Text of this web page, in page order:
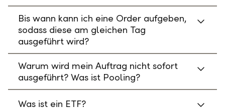
Bis wann kann ich eine Order aufgeben,
sodass diese am gleichen Tag
ausgeführt wird?
Warum wird mein Auftrag nicht sofort
ausgeführt? Was ist Pooling?
Was ist ein ETF?